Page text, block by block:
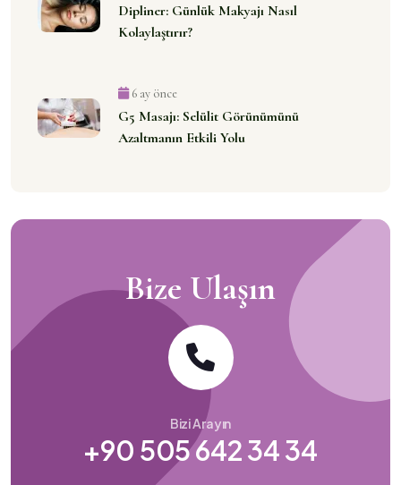
Dipliner: Günlük Makyajı Nasıl
Kolaylaştırır?
6 ay önce
G5 Masajı: Selülit Görünümünü
Azaltmanın Etkili Yolu
Bize Ulaşın
Bizi Arayın
+90 505 642 34 34